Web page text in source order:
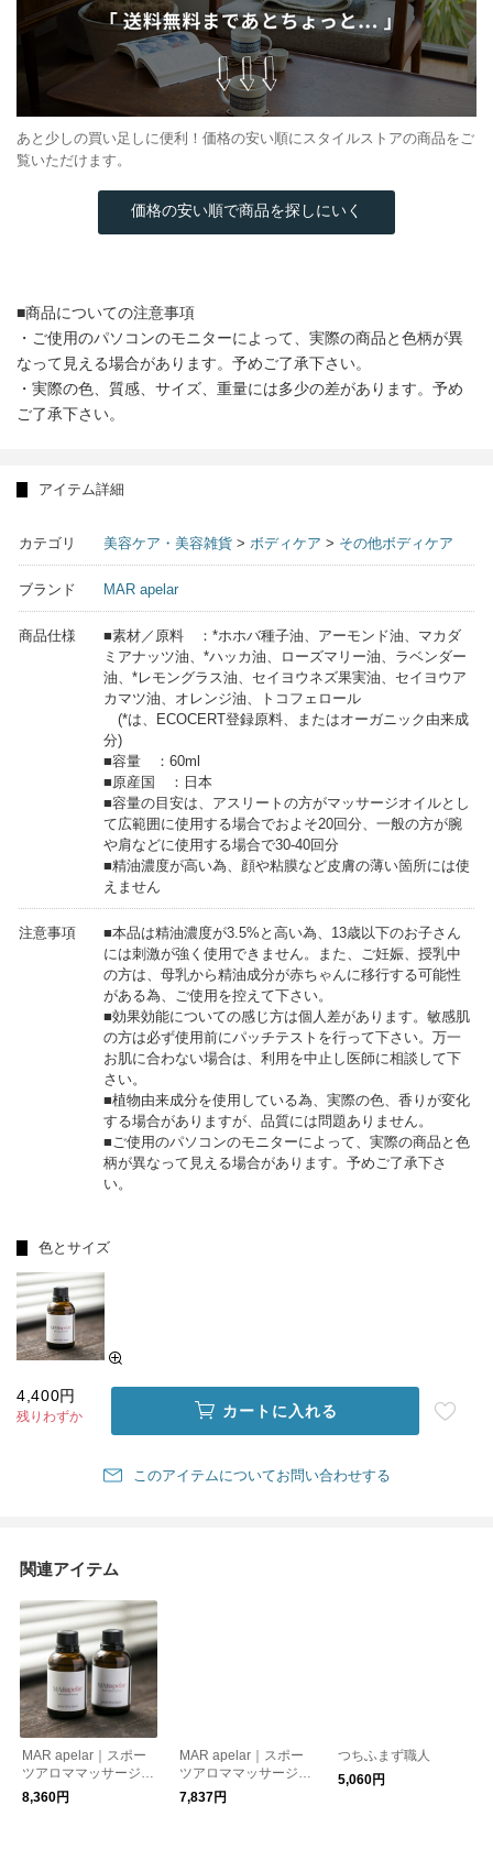
あと少しの買い足しに便利！価格の安い順にスタイルストアの商品をご
覧いただけます。
価格の安い順で商品を探しにいく
■商品についての注意事項
・ご使用のパソコンのモニターによって、実際の商品と色柄が異
なって見える場合があります。予めご了承下さい。
・実際の色、質感、サイズ、重量には多少の差があります。予め
ご了承下さい。
アイテム詳細
カテゴリ 美容ケア・美容雑貨 > ボディケア > その他ボディケア
ブランド MAR apelar
商品仕様
■素材／原料 ：*ホホバ種子油、アーモンド油、マカダ
ミアナッツ油、*ハッカ油、ローズマリー油、ラベンダー
油、*レモングラス油、セイヨウネズ果実油、セイヨウア
カマツ油、オレンジ油、トコフェロール
(*は、ECOCERT登録原料、またはオーガニック由来成
分)
■容量 ：60ml
■原産国 ：日本
■容量の目安は、アスリートの方がマッサージオイルとし
て広範囲に使用する場合でおよそ20回分、一般の方が腕
や肩などに使用する場合で30-40回分
■精油濃度が高い為、顔や粘膜など皮膚の薄い箇所には使
えません
注意事項
■本品は精油濃度が3.5%と高い為、13歳以下のお子さん
には刺激が強く使用できません。また、ご妊娠、授乳中
の方は、母乳から精油成分が赤ちゃんに移行する可能性
がある為、ご使用を控えて下さい。
■効果効能についての感じ方は個人差があります。敏感肌
の方は必ず使用前にパッチテストを行って下さい。万一
お肌に合わない場合は、利用を中止し医師に相談して下
さい。
■植物由来成分を使用している為、実際の色、香りが変化
する場合がありますが、品質には問題ありません。
■ご使用のパソコンのモニターによって、実際の商品と色
柄が異なって見える場合があります。予めご了承下さ
い。
色とサイズ
4,400円
残りわずか カートに入れる
このアイテムについてお問い合わせする
関連アイテム
MAR apelar｜スポー
ツアロママッサージオ
イル お得な2本セット
8,360円
MAR apelar｜スポー
ツアロママッサージジ
ェル お得な2本セット
7,837円
つちふまず職人
5,060円